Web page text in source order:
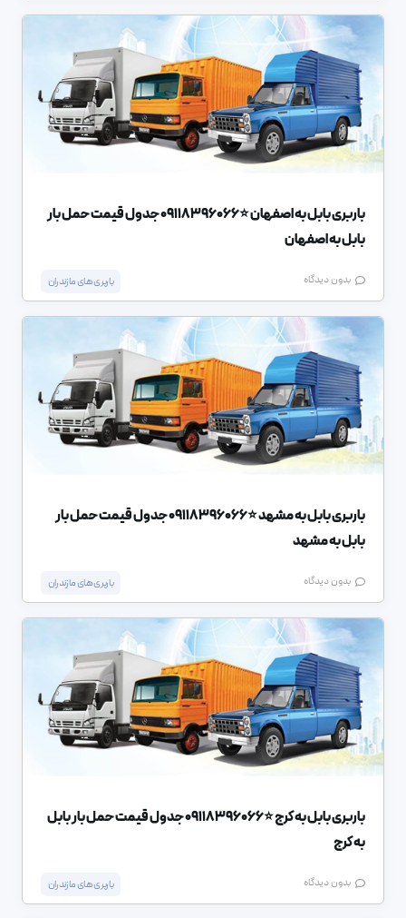
باربری بابل به اصفهان ⭐️09118396066 جدول قیمت حمل بار
بابل به اصفهان
بدون دیدگاه باربری های مازندران
باربری بابل به مشهد ⭐️09118396066 جدول قیمت حمل بار
بابل به مشهد
بدون دیدگاه باربری های مازندران
باربری بابل به کرج ⭐️09118396066 جدول قیمت حمل بار بابل
به کرج
بدون دیدگاه باربری های مازندران